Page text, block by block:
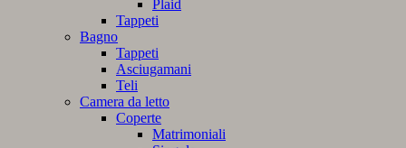
Plaid
Tappeti
Bagno
Tappeti
Asciugamani
Teli
Camera da letto
Coperte
Matrimoniali